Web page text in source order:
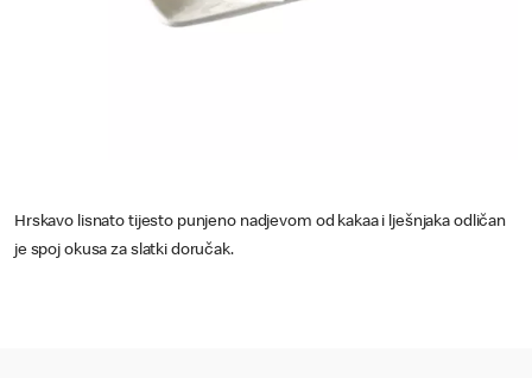
Hrskavo lisnato tijesto punjeno nadjevom od kakaa i lješnjaka odličan
je spoj okusa za slatki doručak.